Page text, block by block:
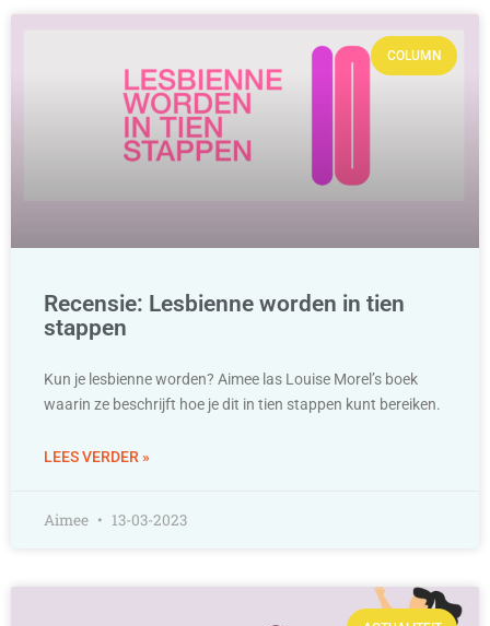
COLUMN
Recensie: Lesbienne worden in tien
stappen
Kun je lesbienne worden? Aimee las Louise Morel’s boek
waarin ze beschrijft hoe je dit in tien stappen kunt bereiken.
LEES VERDER »
Aimee 13-03-2023